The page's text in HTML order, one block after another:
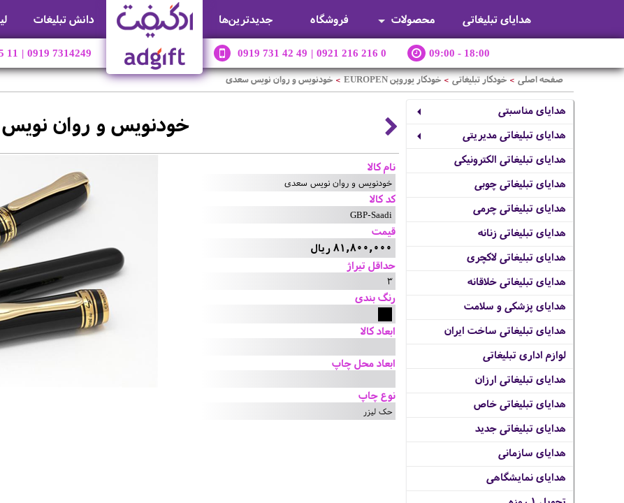
هدایای تبلیغاتی محصولات فروشگاه جديدترين‌ها دانش تبلیغات
11 | 0919 7314249 0919 731 42 49 | 0921 216 216 0 09:00 - 18:00
صفحه اصلی > خودکار تبلیغاتی > خودکار یوروپن EUROPEN > خودنویس و روان نویس سعدی
هدایای مناسبتی
هدایای تبلیغاتی مدیریتی
هدایای تبلیغاتی الکترونیکی
هدایای تبلیغاتی چوبی
هدایای تبلیغاتی چرمی
هدایای تبلیغاتی زنانه
هدایای تبلیغاتی لاکچری
هدایای تبلیغاتی خلاقانه
هدایای پزشکی و سلامت
هدایای تبلیغاتی ساخت ایران
لوازم اداری تبلیغاتی
هدایای تبلیغاتی ارزان
هدایای تبلیغاتی خاص
هدایای تبلیغاتی جدید
هدایای سازمانی
هدایای نمایشگاهی
خودنویس و روان
نام کالا
خودنویس و روان نویس سعدی
کد کالا
GBP-Saadi
قیمت
81,800,000 ریال
حداقل تیراژ
3
رنگ بندی
ابعاد کالا
ابعاد محل چاپ
نوع چاپ
حک لیزر